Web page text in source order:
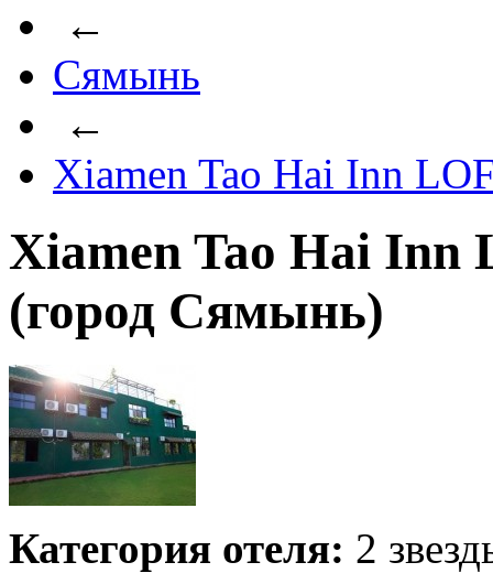
←
Сямынь
←
Xiamen Tao Hai Inn
Xiamen Tao Hai Inn
(город Сямынь)
Категория отеля: 2